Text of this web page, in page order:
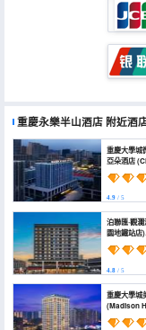
重慶永樂半山酒店 附近酒
重慶大學城
亞朵酒店 (Chongqing
Baicheng
Town
Subway
Hotel)
4.9 / 5
泊聯匯·觀
園地鐵站店)
Hotel
Station))
4.8 / 5
重慶大學城
(Madison
Town)